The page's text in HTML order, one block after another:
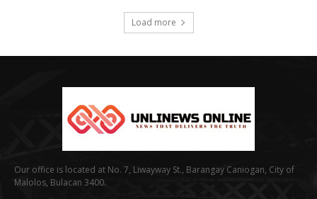
Load more
Our office is located at No. 7, Liwayway St., Barangay Caniogan, City of
Malolos, Bulacan 3400.